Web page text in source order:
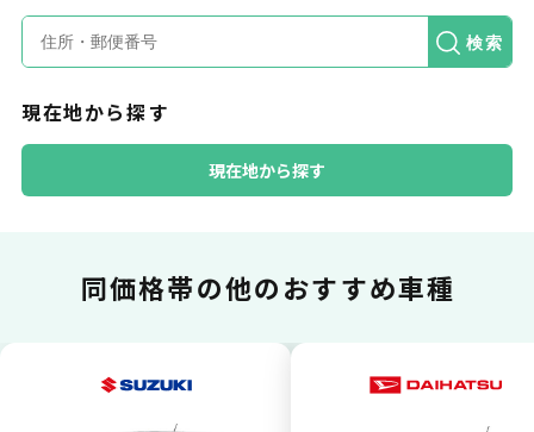
普段のお買い物同様、お車の月々利用料をカ
一括払いが可能
検索
現在地から探す
現在地から探す
同価格帯の他のおすすめ車種